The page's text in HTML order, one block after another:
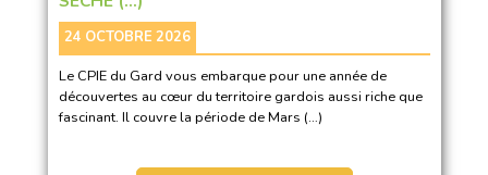
24 OCTOBRE 2026
Le CPIE du Gard vous embarque pour une année de
découvertes au cœur du territoire gardois aussi riche que
fascinant. Il couvre la période de Mars (…)